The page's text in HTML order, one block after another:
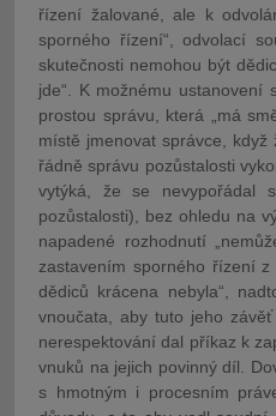
řízení žalované, ale k
sporného řízení“, odvolací
skutečnosti nemohou být
jde“. K možnému ustanovení
prostou správu, která „má
místě jmenovat správce,
řádně správu pozůstalosti
vytýká, že se nevypořádal
pozůstalosti), bez ohledu na
napadené rozhodnutí
zastavením sporného řízení
dědiců krácena nebyla“,
vnoučata, aby tuto jeho
nerespektování dal příkaz k
vnuků na jejich povinný díl.
s hmotným i procesním